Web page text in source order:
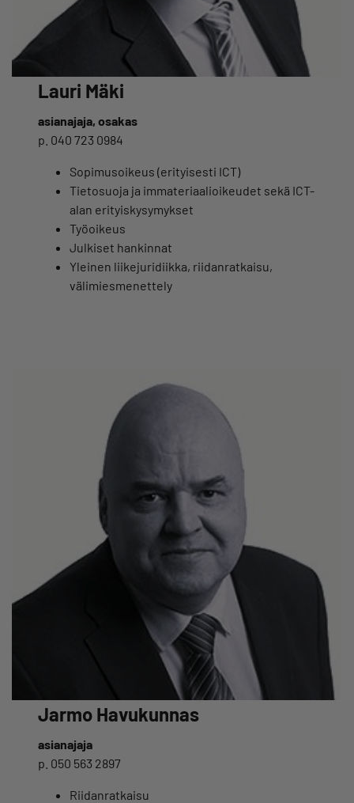
Lauri Mäki
asianajaja, osakas
p. 040 723 0984
Sopimusoikeus (erityisesti ICT)
Tietosuoja ja immateriaalioikeudet sekä ICT-
alan erityiskysymykset
Työoikeus
Julkiset hankinnat
Yleinen liikejuridiikka, riidanratkaisu,
välimiesmenettely
Jarmo Havukunnas
asianajaja
p. 050 563 2897
Riidanratkaisu